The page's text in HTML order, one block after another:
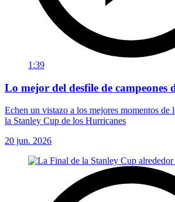
1:39
Lo mejor del desfile de campeones
Echen un vistazo a los mejores momentos de
la Stanley Cup de los Hurricanes
20 jun. 2026